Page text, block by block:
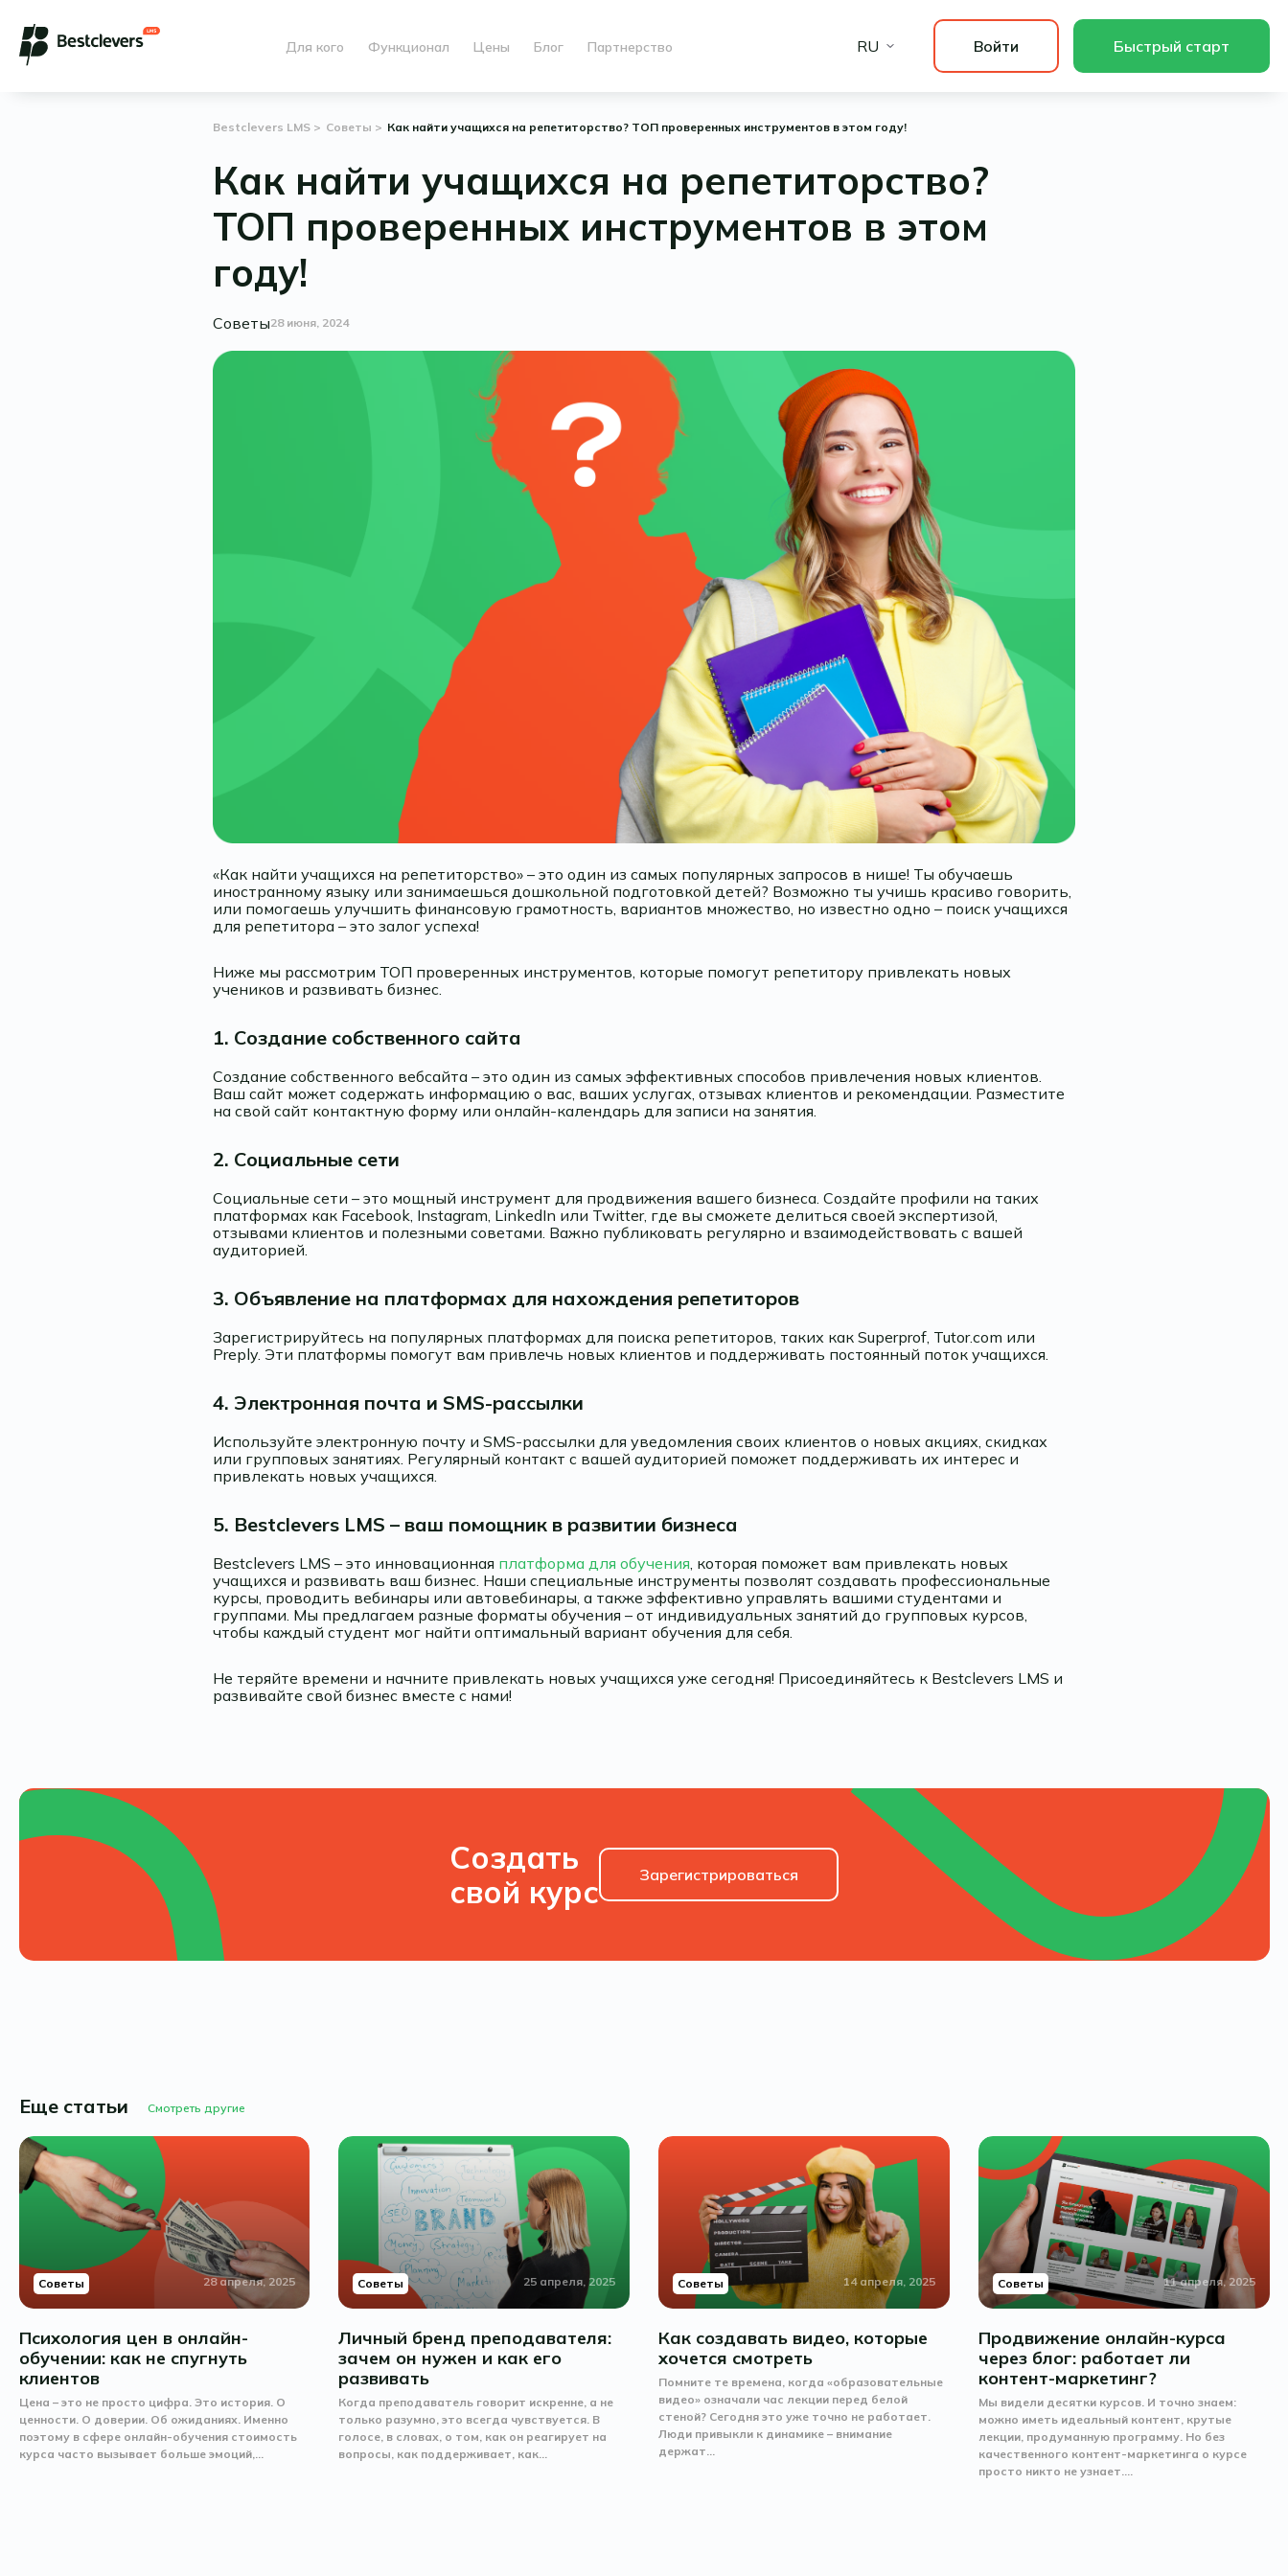
Для кого Функционал Цены Блог Партнерство RU Войти Быстрый старт
Bestclevers LMS Советы Как найти учащихся на репетиторство? ТОП проверенных инструментов в этом году!
Как найти учащихся на репетиторство?
ТОП проверенных инструментов в этом
году!
Советы28 июня, 2024
«Как найти учащихся на репетиторство» – это один из самых популярных запросов в нише! Ты обучаешь
иностранному языку или занимаешься дошкольной подготовкой детей? Возможно ты учишь красиво говорить,
или помогаешь улучшить финансовую грамотность, вариантов множество, но известно одно – поиск учащихся
для репетитора – это залог успеха!
Ниже мы рассмотрим ТОП проверенных инструментов, которые помогут репетитору привлекать новых
учеников и развивать бизнес.
1. Создание собственного сайта
Создание собственного вебсайта – это один из самых эффективных способов привлечения новых клиентов.
Ваш сайт может содержать информацию о вас, ваших услугах, отзывах клиентов и рекомендации. Разместите
на свой сайт контактную форму или онлайн-календарь для записи на занятия.
2. Социальные сети
Социальные сети – это мощный инструмент для продвижения вашего бизнеса. Создайте профили на таких
платформах как Facebook, Instagram, LinkedIn или Twitter, где вы сможете делиться своей экспертизой,
отзывами клиентов и полезными советами. Важно публиковать регулярно и взаимодействовать с вашей
аудиторией.
3. Объявление на платформах для нахождения репетиторов
Зарегистрируйтесь на популярных платформах для поиска репетиторов, таких как Superprof, Tutor.com или
Preply. Эти платформы помогут вам привлечь новых клиентов и поддерживать постоянный поток учащихся.
4. Электронная почта и SMS-рассылки
Используйте электронную почту и SMS-рассылки для уведомления своих клиентов о новых акциях, скидках
или групповых занятиях. Регулярный контакт с вашей аудиторией поможет поддерживать их интерес и
привлекать новых учащихся.
5. Bestclevers LMS – ваш помощник в развитии бизнеса
Bestclevers LMS – это инновационная платформа для обучения, которая поможет вам привлекать новых
учащихся и развивать ваш бизнес. Наши специальные инструменты позволят создавать профессиональные
курсы, проводить вебинары или автовебинары, а также эффективно управлять вашими студентами и
группами. Мы предлагаем разные форматы обучения – от индивидуальных занятий до групповых курсов,
чтобы каждый студент мог найти оптимальный вариант обучения для себя.
Не теряйте времени и начните привлекать новых учащихся уже сегодня! Присоединяйтесь к Bestclevers LMS и
развивайте свой бизнес вместе с нами!
Создать
свой курс
Зарегистрироваться
Еще статьи Смотреть другие
Советы 28 апреля, 2025
Психология цен в онлайн-
обучении: как не спугнуть
клиентов
Цена – это не просто цифра. Это история. О
ценности. О доверии. Об ожиданиях. Именно
поэтому в сфере онлайн-обучения стоимость
курса часто вызывает больше эмоций,...
Советы 25 апреля, 2025
Личный бренд преподавателя:
зачем он нужен и как его
развивать
Когда преподаватель говорит искренне, а не
только разумно, это всегда чувствуется. В
голосе, в словах, о том, как он реагирует на
вопросы, как поддерживает, как...
Советы 14 апреля, 2025
Как создавать видео, которые
хочется смотреть
Помните те времена, когда «образовательные
видео» означали час лекции перед белой
стеной? Сегодня это уже точно не работает.
Люди привыкли к динамике – внимание
держат...
Советы 11 апреля, 2025
Продвижение онлайн-курса
через блог: работает ли
контент-маркетинг?
Мы видели десятки курсов. И точно знаем:
можно иметь идеальный контент, крутые
лекции, продуманную программу. Но без
качественного контент-маркетинга о курсе
просто никто не узнает....